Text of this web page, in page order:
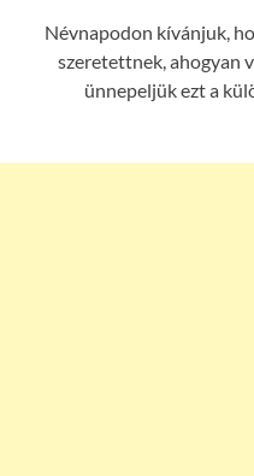
Névnapodon kívánjuk,
szeretettnek, ahogyan
ünnepeljük ezt a